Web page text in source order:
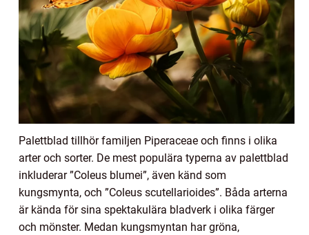
Palettblad tillhör familjen Piperaceae och finns i olika
arter och sorter. De mest populära typerna av palettblad
inkluderar ”Coleus blumei”, även känd som
kungsmynta, och ”Coleus scutellarioides”. Båda arterna
är kända för sina spektakulära bladverk i olika färger
och mönster. Medan kungsmyntan har gröna,